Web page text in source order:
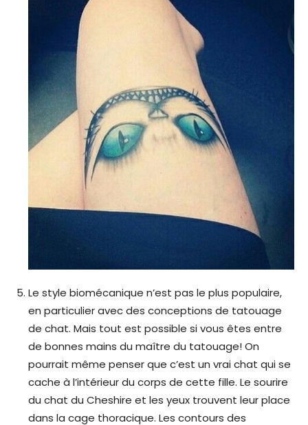
Le style biomécanique n’est pas le plus populaire,
en particulier avec des conceptions de tatouage
de chat. Mais tout est possible si vous êtes entre
de bonnes mains du maître du tatouage! On
pourrait même penser que c’est un vrai chat qui se
cache à l’intérieur du corps de cette fille. Le sourire
du chat du Cheshire et les yeux trouvent leur place
dans la cage thoracique. Les contours des